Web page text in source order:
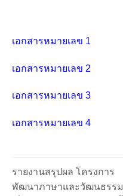
เอกสารหมายเลข 1
เอกสารหมายเลข 2
เอกสารหมายเลข 3
เอกสารหมายเลข 4
รายงานสรุปผล โครงการ
พัฒนาภาษาและวัฒนธรรม